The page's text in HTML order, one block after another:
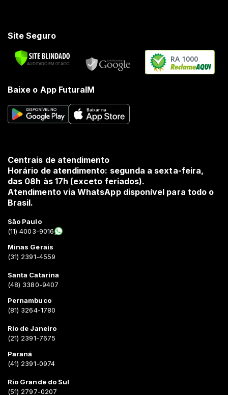
Site Seguro
RA 1000
Baixe o App FuturaIM
Centrais de atendimento
Horário de atendimento: segunda a sexta-feira,
das 08h às 17h (exceto feriados).
Atendimento via WhatsApp disponível para todo o
Brasil.
São Paulo
(11) 4003-9016
Minas Gerais
(31) 2391-4559
Santa Catarina
(48) 3380-9407
Pernambuco
(81) 3264-1780
Rio de Janeiro
(21) 2391-7675
Paraná
(41) 2391-0974
Rio Grande do Sul
(51) 2797-0207